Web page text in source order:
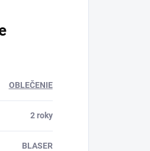
OBLEČENIE
2 roky
BLASER